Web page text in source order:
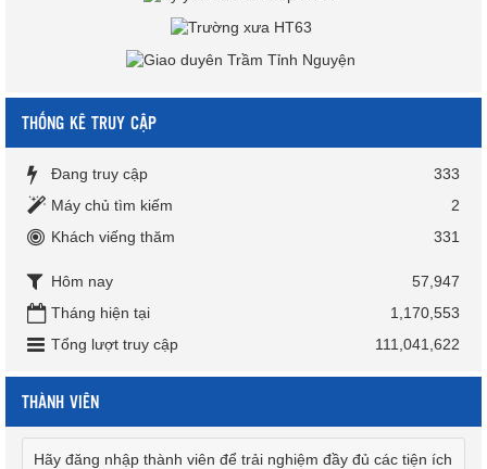
THỐNG KÊ TRUY CẬP
Đang truy cập
333
Máy chủ tìm kiếm
2
Khách viếng thăm
331
Hôm nay
57,947
Tháng hiện tại
1,170,553
Tổng lượt truy cập
111,041,622
THÀNH VIÊN
Hãy đăng nhập thành viên để trải nghiệm đầy đủ các tiện ích